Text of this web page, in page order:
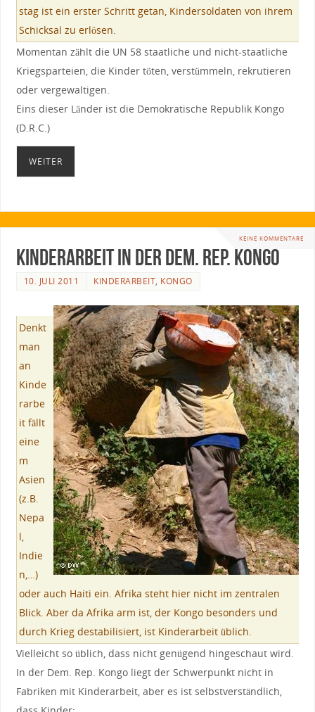
stag ist ein erster Schritt getan, Kindersoldaten von ihrem
Schicksal zu erlösen.
Momentan zählt die UN 58 staatliche und nicht-staatliche
Kriegsparteien, die Kinder töten, verstümmeln, rekrutieren
oder vergewaltigen.
Eins dieser Länder ist die Demokratische Republik Kongo
(D.R.C.)
WEITER
KEINE KOMMENTARE
Kinderarbeit in der Dem. Rep. Kongo
10. JULI 2011 KINDERARBEIT, KONGO
Denkt
man
an
Kinde
rarbe
it fällt
eine
m
Asien
(z.B.
Nepa
l,
Indie
n,…)
oder auch Haiti ein. Afrika steht hier nicht im zentralen
Blick. Aber da Afrika arm ist, der Kongo besonders und
durch Krieg destabilisiert, ist Kinderarbeit üblich.
Vielleicht so üblich, dass nicht genügend hingeschaut wird.
In der Dem. Rep. Kongo liegt der Schwerpunkt nicht in
Fabriken mit Kinderarbeit, aber es ist selbstverständlich,